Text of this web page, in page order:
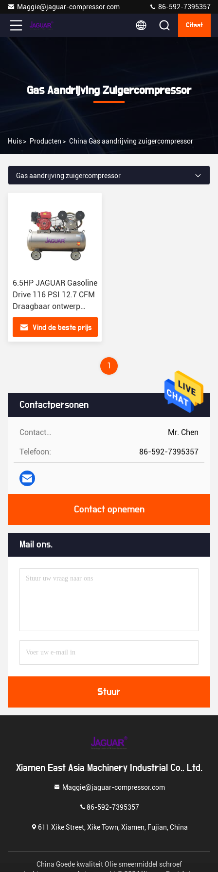
Maggie@jaguar-compressor.com 86-592-7395357
Citaat
Gas Aandrijving Zuigercompressor
Huis> Producten > China Gas aandrijving zuigercompressor
Contactpersonen
Contactpersonen: Mr. Chen
Telefoon: 86-592-7395357
Contact opnemen
Mail ons.
Stuur
Gas aandrijving zuigercompressor
6.5HP JAGUAR Gasoline
Drive 116 PSI 12.7 CFM
Draagbaar ontwerp
zuigerluchtcompressor
Vind de beste prijs
1
Xiamen East Asia Machinery Industrial Co., Ltd.
Maggie@jaguar-compressor.com
86-592-7395357
611 Xike Street, Xike Town, Xiamen, Fujian, China
China Goede kwaliteit Olie smeermiddel schroef